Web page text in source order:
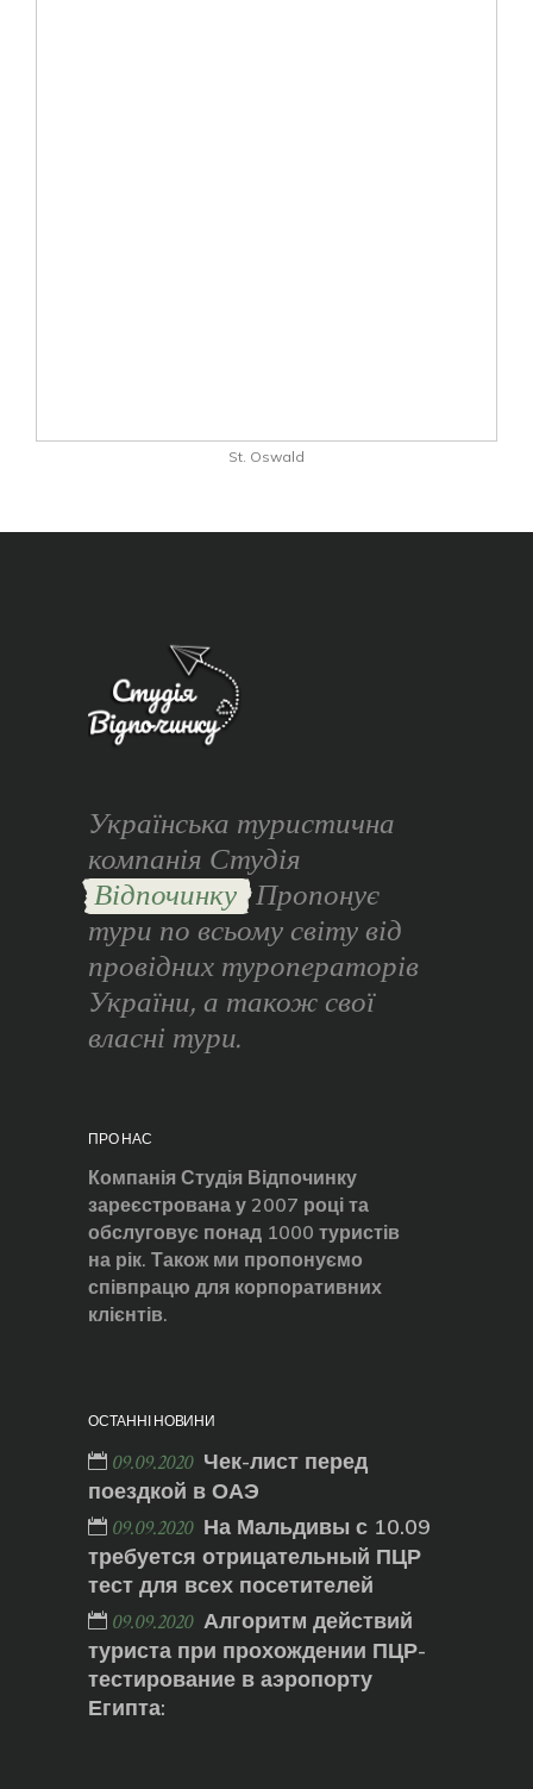
St. Oswald
Українська туристична
компанія Студія
Відпочинку Пропонує
тури по всьому світу від
провідних туроператорів
України, а також свої
власні тури.
ПРО НАС
Компанія Студія Відпочинку
зареєстрована у 2007 році та
обслуговує понад 1000 туристів
на рік. Також ми пропонуємо
співпрацю для корпоративних
клієнтів.
ОСТАННІ НОВИНИ
09.09.2020 Чек-лист перед
поездкой в ОАЭ
09.09.2020 На Мальдивы с 10.09
требуется отрицательный ПЦР
тест для всех посетителей
09.09.2020 Алгоритм действий
туриста при прохождении ПЦР-
тестирование в аэропорту
Египта: